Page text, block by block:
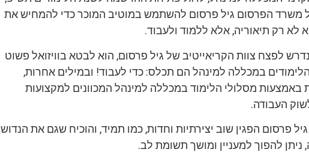
משרד הפרסום גיל פרסום להשתמש במוטיב המוכר כדי להמחיש את
לא רק תיאוריה, אלא ללמוד ולעבוד.
לפצח צוות הקריאייטיב של גיל פרסום, הוא לבטא בוויזואל פשוט
במכללה למינהל הם תכלס: כדי לעבוד! ובמילים אחרות,
באמצעות מסלולי הלימוד במכללה למינהל המכוונים למקצועות
העבודה.
פרסום הפגין שוב יצירתיות וחדות, כמו תמיד, והוכיח שגם את הנדוש
ניתן להפוך למעניין ומושך תשומת לב.